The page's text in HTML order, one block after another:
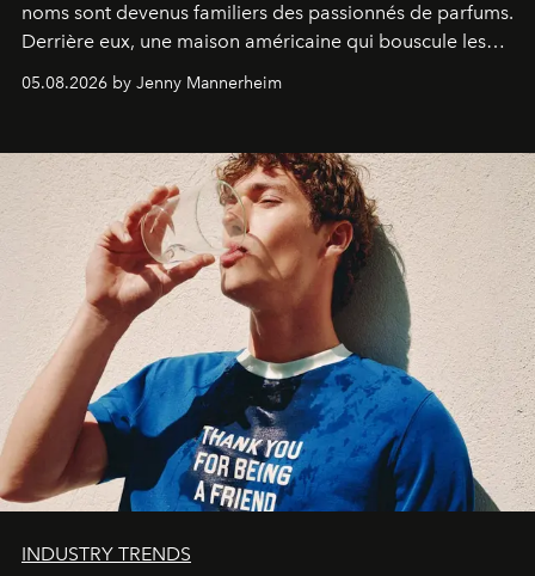
noms sont devenus familiers des passionnés de parfums.
Derrière eux, une maison américaine qui bouscule les
codes de la parfumerie contemporaine en proposant
une approche aussi intuitive que personnelle :
05.08.2026 by Jenny Mannerheim
INDUSTRY TRENDS